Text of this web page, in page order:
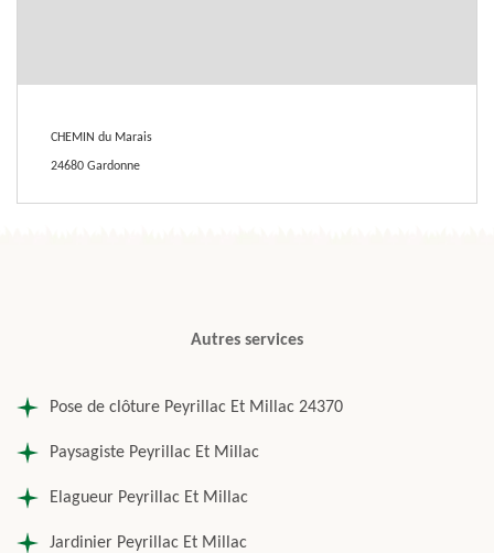
CHEMIN du Marais
24680 Gardonne
Autres services
Pose de clôture Peyrillac Et Millac 24370
Paysagiste Peyrillac Et Millac
Elagueur Peyrillac Et Millac
Jardinier Peyrillac Et Millac